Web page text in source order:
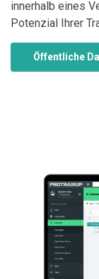
innerhalb eines
Potenzial Ihrer
Öffentliche